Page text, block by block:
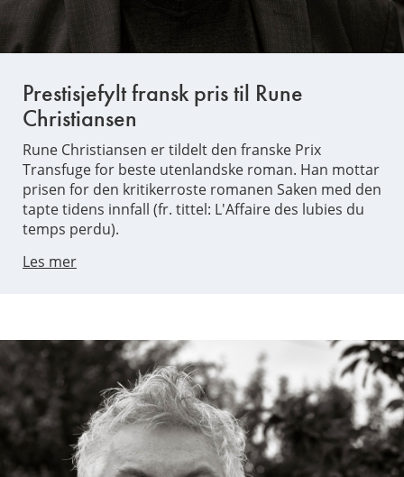
Prestisjefylt fransk pris til Rune
Christiansen
Rune Christiansen er tildelt den franske Prix
Transfuge for beste utenlandske roman. Han mottar
prisen for den kritikerroste romanen Saken med den
tapte tidens innfall (fr. tittel: L'Affaire des lubies du
temps perdu).
Les mer